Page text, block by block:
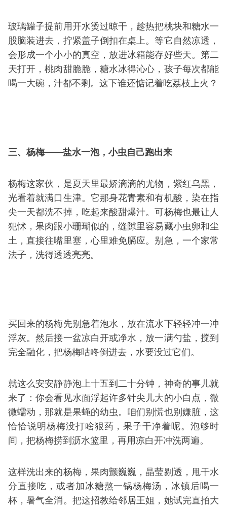
玻璃罐子提前用开水烫过晾干，趁热把桃块和糖水一
股脑装进去，拧紧盖子倒扣在桌上。等它自然凉透，
会形成一个小小的真空，放进冰箱能存好些天。第二
天打开，桃肉甜脆脆，糖水冰得沁心，孩子每次都能
喝一大碗，汁都不剩。这下谁还惦记着吃荔枝上火？
三、杨梅——盐水一泡，小虫自己跑出来
杨梅这家伙，是夏天里最娇滴滴的尤物，紫红乌黑，
光看着就满口生津。它那身花青素和有机酸，染在指
尖一天都洗不掉，吃起来酸甜爆汁。可杨梅也最让人
犯怵，果肉跟小珊瑚似的，缝隙里容易藏小虫卵和尘
土，直接往嘴里塞，心里难免膈应。别急，一个家常
法子，洗得透透亮亮。
买回来的杨梅先别急着泡水，放在流水下轻轻冲一冲
浮灰。然后接一盆凉白开或净水，放一满勺盐，搅到
完全融化，把杨梅咕咚倒进去，水要没过它们。
就这么安安静静泡上十五到二十分钟，神奇的事儿就
来了：你会看见水面浮起许多针尖儿大的小白点，微
微蠕动，那就是果蝇的幼虫。咱们别慌也别嫌脏，这
恰恰说明杨梅没打啥狠药，果子干净着呢。泡够时
间，把杨梅捞到沥水篮里，再用凉白开冲洗两遍。
这样洗出来的杨梅，果肉颤巍巍，晶莹剔透，甩干水
分直接吃，或者加冰糖熬一锅杨梅汤，冰镇后喝一
杯，暑气全消。把这招教给邻居王姐，她试完直拍大